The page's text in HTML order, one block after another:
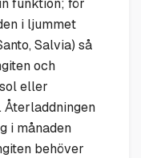
funktion; för
i ljummet
Salvia) så
och
eller
Återladdningen
i månaden
behöver